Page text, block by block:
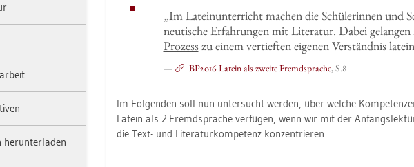
her­un­ter­la­den
„Im La­tein­un­ter­richt ma­chen die Schü­le­rin­nen und
neu­ti­sche Er­fah­run­gen mit Li­te­ra­tur. Dabei ge­lan­gen
Pro­zesszu einem ver­tief­ten ei­ge­nen Ver­ständ­nis
BP2016 La­tein als zwei­te Fremd­spra­che, S.8
Im Fol­gen­den soll nun un­ter­sucht wer­den, über wel­che
La­tein als 2.​Fremdspra­che ver­fü­gen, wenn wir mit der
die Text- und Li­te­ra­tur­kom­pe­tenz kon­zen­trie­ren.